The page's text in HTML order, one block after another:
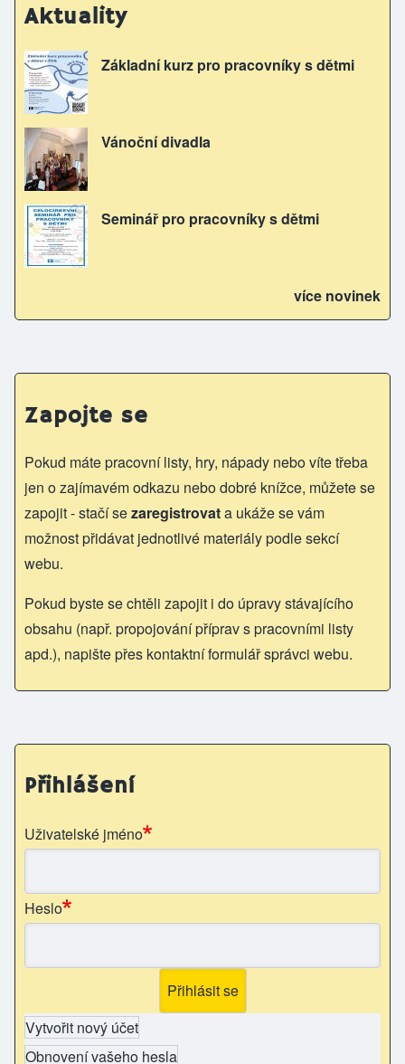
Aktuality
Základní kurz pro pracovníky s dětmi
Vánoční divadla
Seminář pro pracovníky s dětmi
více novinek
Zapojte se
Pokud máte pracovní listy, hry, nápady nebo víte třeba
jen o zajímavém odkazu nebo dobré knížce, můžete se
zapojit - stačí sezaregistrovata ukáže se vám
možnost přidávat jednotlivé materiály podle sekcí
webu.
Pokud byste se chtěli zapojit i do úpravy stávajícího
obsahu (např. propojování příprav s pracovními listy
apd.), napište přes kontaktní formulář správci webu.
Přihlášení
Uživatelské jméno
Heslo
Vytvořit nový účet
Obnovení vašeho hesla